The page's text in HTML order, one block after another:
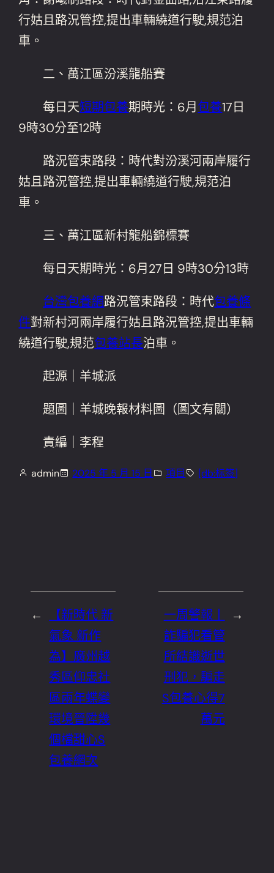
行姑且路況管控,提出車輛繞道行駛,規范泊
車。
二、萬江區汾溪龍船賽
每日天短期包養期時光：6月包養17日
9時30分至12時
路況管束路段：時代對汾溪河兩岸履行
姑且路況管控,提出車輛繞道行駛,規范泊
車。
三、萬江區新村龍船錦標賽
每日天期時光：6月27日 9時30分13時
台灣包養網路況管束路段：時代包養條
件對新村河兩岸履行姑且路況管控,提出車輛
繞道行駛,規范包養站長泊車。
起源｜羊城派
題圖｜羊城晚報材料圖（圖文有關）
責編｜李程
admin 2025 年 5 月 15 日 項目 [db:标签]
←
【新時代 新
氣象 新作
為】廣州越
秀區仰忠社
區兩年蝶變
環境晉陞幾
個檔甜心S
包養網次
→
一周警報丨
詐騙犯看管
所結識逝世
刑犯，騙走
S包養心得7
萬元